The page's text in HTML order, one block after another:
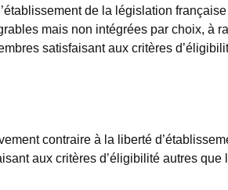
de la législation
mais non intégrées par choix,
satisfaisant aux critères
contraire à la liberté
aux critères d’éligibilité autres que